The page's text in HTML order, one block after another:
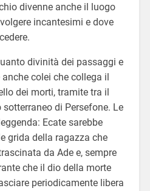
divenne anche il luogo
incantesimi e dove
divinità dei passaggi e
anche colei che collega il
dei morti, tramite tra il
sotterraneo di Persefone. Le
Ecate sarebbe
grida della ragazza che
da Ade e, sempre
che il dio della morte
periodicamente libera